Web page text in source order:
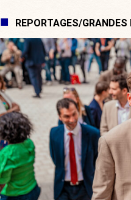
REPORTAGES/GRANDES